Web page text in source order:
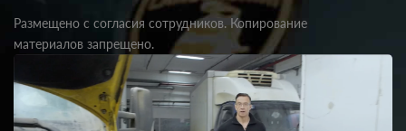
Размещено с согласия сотрудников. Копирование
материалов запрещено.